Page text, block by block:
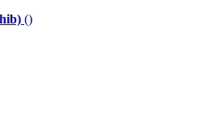
()